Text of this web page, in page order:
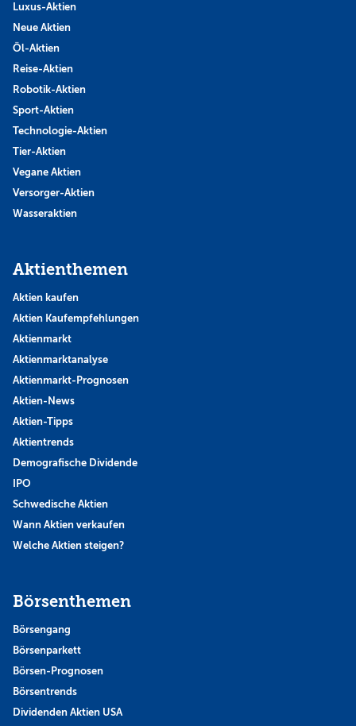
Luxus-Aktien
Neue Aktien
Öl-Aktien
Reise-Aktien
Robotik-Aktien
Sport-Aktien
Technologie-Aktien
Tier-Aktien
Vegane Aktien
Versorger-Aktien
Wasseraktien
Aktienthemen
Aktien kaufen
Aktien Kaufempfehlungen
Aktienmarkt
Aktienmarktanalyse
Aktienmarkt-Prognosen
Aktien-News
Aktien-Tipps
Aktientrends
Demografische Dividende
IPO
Schwedische Aktien
Wann Aktien verkaufen
Welche Aktien steigen?
Börsenthemen
Börsengang
Börsenparkett
Börsen-Prognosen
Börsentrends
Dividenden Aktien USA